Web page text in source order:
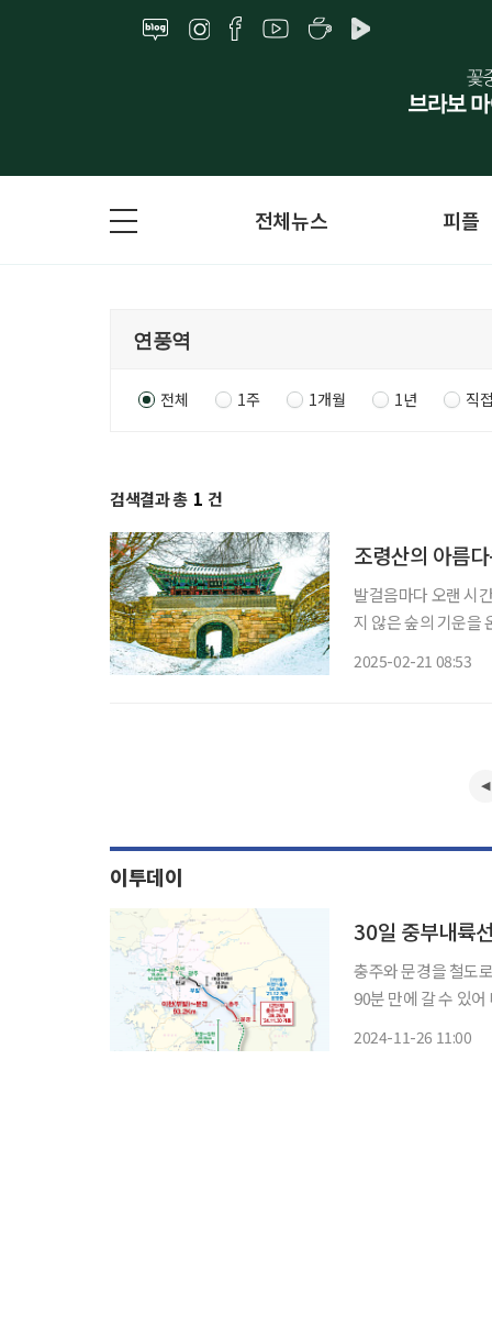
전체뉴스 피플
전체 1주 1개월 1년 직
검색결과 총 1 건
조령산의 아름
발걸음마다 오랜 시
지 않은 숲의 기운을
2025-02-21 08:53
이투데이
30일 중부내륙
충주와 문경을 철도
90분 만에 갈 수 있어 내륙지역
2024-11-26 11:00